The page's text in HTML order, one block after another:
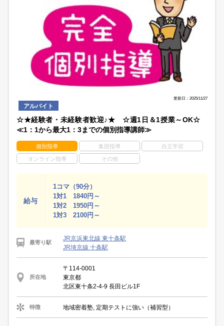
更新日：2025/11/27
アルバイト
☆★経験者・未経験者歓迎♪★ ☆週1日＆1授業～OK☆
≪1：1から最大1：3までの個別指導講師≫
個別指導 集団指導 自立学習
オンライン指導 その他
給与
1コマ（90分）
1対1 1840円～
1対2 1950円～
1対3 2100円～
最寄り駅
JR京浜東北線 東十条駅
JR埼京線 十条駅
所在地
〒114-0001
東京都
北区東十条2-4-9 長田ビル1F
特徴 地域密着塾, 定期テストに強い（補習型）